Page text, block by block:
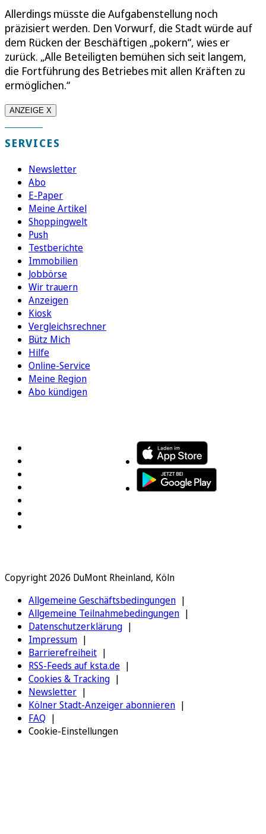
Allerdings müsste die Aufgabenstellung noch
präzisiert werden. Den Vorwurf, die Stadt würde auf
dem Rücken der Beschäftigen „pokern“, wies er
zurück. „Alle Beteiligten bemühen sich seit langem,
die Fortführung des Betriebes mit allen Kräften zu
ermöglichen.“
ANZEIGE X
SERVICES
Newsletter
Abo
E-Paper
Meine Artikel
Shoppingwelt
Push
Testberichte
Immobilien
Jobbörse
Wir trauern
Anzeigen
Kiosk
Vergleichsrechner
Bütz Mich
Hilfe
Online-Service
Meine Region
Abo kündigen
Copyright 2026 DuMont Rheinland, Köln
Allgemeine Geschäftsbedingungen
Allgemeine Teilnahmebedingungen
Datenschutzerklärung
Impressum
Barrierefreiheit
RSS-Feeds auf ksta.de
Cookies & Tracking
Newsletter
Kölner Stadt-Anzeiger abonnieren
FAQ
Cookie-Einstellungen